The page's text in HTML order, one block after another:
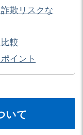
欺リスクな
較
イント
いて